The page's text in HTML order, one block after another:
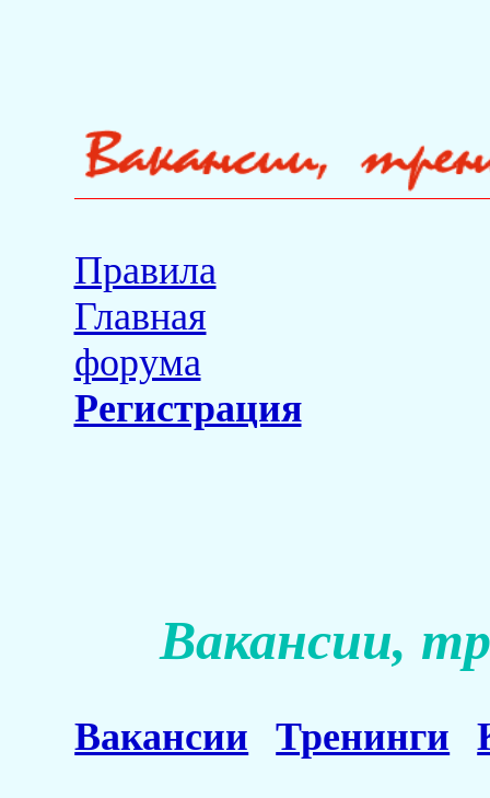
Правила
Главная
форума
Регистрация
Вакансии,
Вакансии Тренинги